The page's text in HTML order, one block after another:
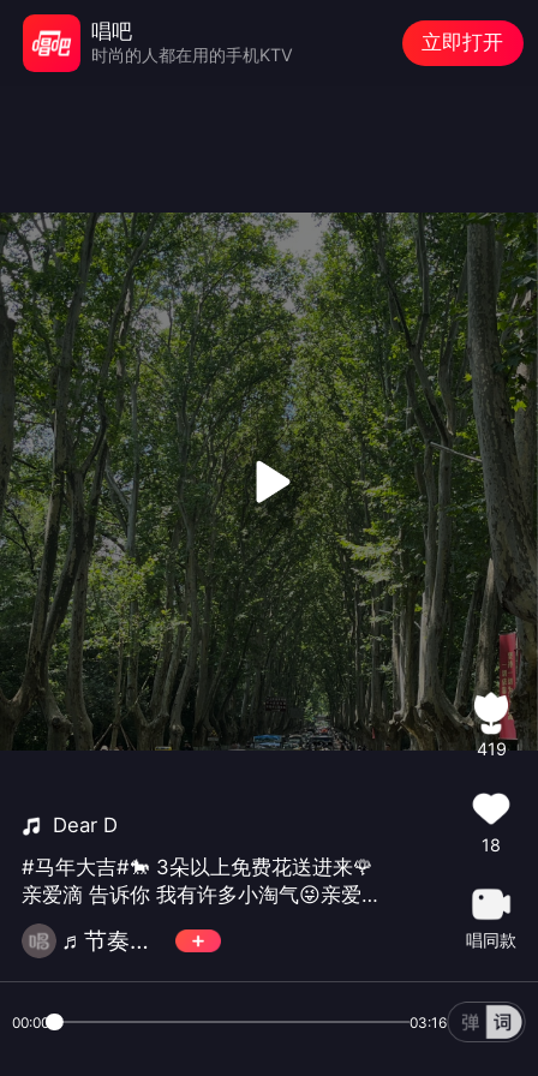
Dear D
#马年大吉#🐎 3朵以上免费花送进来🌹
亲爱滴 告诉你 我有许多小淘气😜亲爱滴
再靠近 接住我所有情绪🥰亲爱滴 在乎你
藏着一些怪脾气😏亲爱滴 没关系 细水长
流也可以✨亲爱滴 要抱紧 用尽全身的力
亲爱滴 别调皮 在我心中你第一🥳亲爱滴
♬节奏大苏🎉
419
18
唱同款
00:00 03:16
唱吧
时尚的人都在用的手机KTV
立即打开